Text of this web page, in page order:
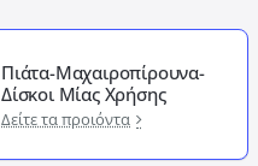
Πιάτα-Μαχαιροπίρουνα-
Δίσκοι Μίας Χρήσης
Δείτε τα προιόντα